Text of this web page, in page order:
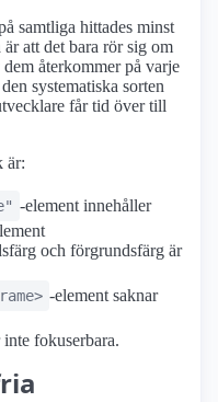
samtliga hittades minst
att det bara rör sig om
återkommer på varje
systematiska sorten
får tid över till
är:
-element innehåller
och förgrundsfärg är
-element saknar
fokuserbara.